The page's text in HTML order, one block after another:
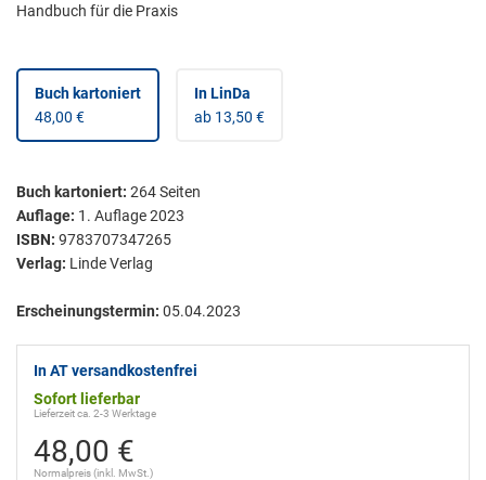
Handbuch für die Praxis
Buch kartoniert
48,00 €
In LinDa
ab 13,50 €
Buch kartoniert: 264Seiten
Auflage: 1. Auflage 2023
ISBN: 9783707347265
Verlag: Linde Verlag
Erscheinungstermin: 05.04.2023
In AT versandkostenfrei
Sofort lieferbar
Lieferzeit ca. 2-3 Werktage
48,00 €
Normalpreis (inkl. MwSt.)